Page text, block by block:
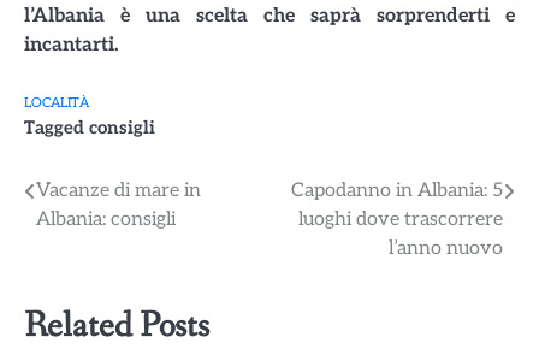
l’Albania è una scelta che saprà sorprenderti e
incantarti.
LOCALITÀ
Tagged consigli
Navigazione
Vacanze di mare in
Albania: consigli
Capodanno in Albania: 5
luoghi dove trascorrere
l’anno nuovo
Related Posts